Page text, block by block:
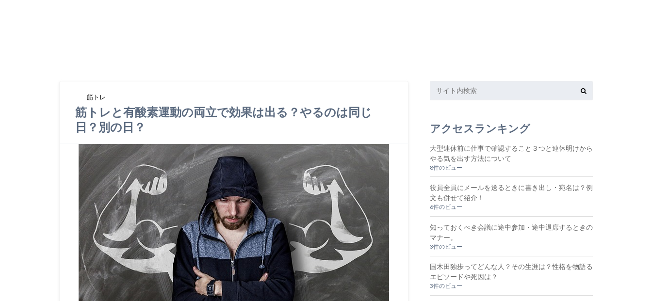
筋トレ
筋トレと有酸素運動の両立で効果は出る？やるのは同じ
日？別の日？
アクセスランキング
大型連休前に仕事で確認すること３つと連休明けから
やる気を出す方法について
8件のビュー
役員全員にメールを送るときに書き出し・宛名は？例
文も併せて紹介！
6件のビュー
知っておくべき会議に途中参加・途中退席するときの
マナー。
3件のビュー
国木田独歩ってどんな人？その生涯は？性格を物語る
エピソードや死因は？
3件のビュー